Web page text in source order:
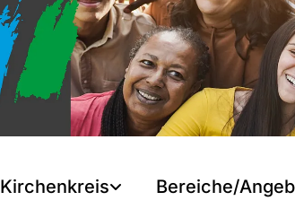
Kirchenkreis Bereiche/